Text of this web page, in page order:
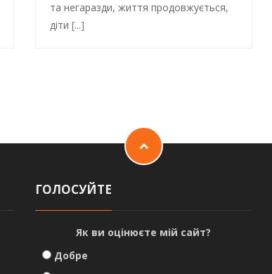
та негаразди, життя продовжується,
діти [...]
ГОЛОСУЙТЕ
Як ви оцінюєте мій сайт?
Добре